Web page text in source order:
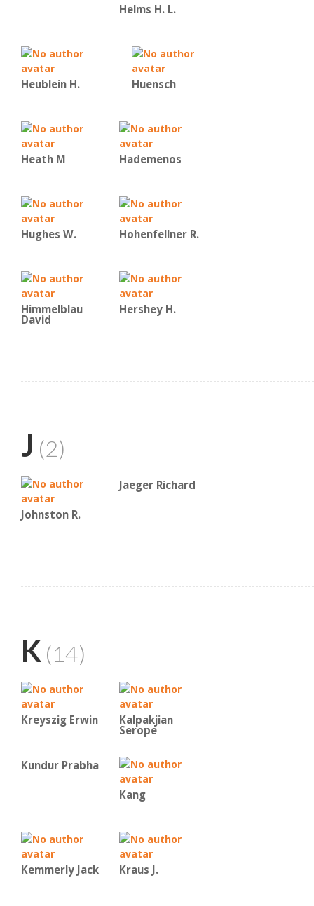
Helms H. L.
Heublein H. Huensch
Heath M Hademenos
Hughes W. Hohenfellner R.
Himmelblau
David
Hershey H.
J (2)
Johnston R.
Jaeger Richard
K (14)
Kreyszig Erwin Kalpakjian
Serope
Kundur Prabha
Kang
Kemmerly Jack Kraus J.